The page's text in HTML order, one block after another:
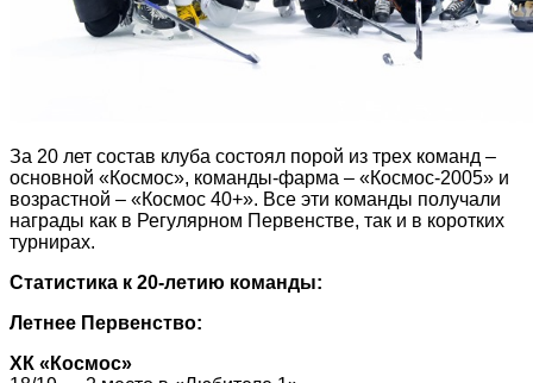
За 20 лет состав клуба состоял порой из трех команд –
основной «Космос», команды-фарма – «Космос-2005» и
возрастной – «Космос 40+». Все эти команды получали
награды как в Регулярном Первенстве, так и в коротких
турнирах.
Статистика к 20-летию команды:
Летнее Первенство:
ХК «Космос»